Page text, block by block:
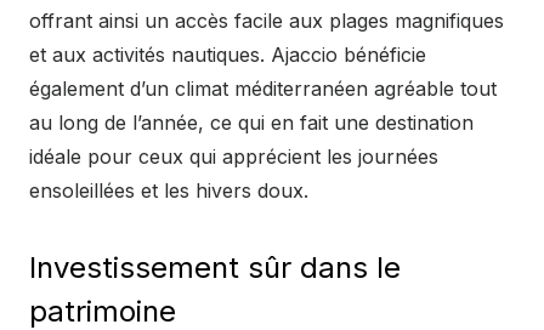
offrant ainsi un accès facile aux plages magnifiques
et aux activités nautiques. Ajaccio bénéficie
également d’un climat méditerranéen agréable tout
au long de l’année, ce qui en fait une destination
idéale pour ceux qui apprécient les journées
ensoleillées et les hivers doux.
Investissement sûr dans le
patrimoine